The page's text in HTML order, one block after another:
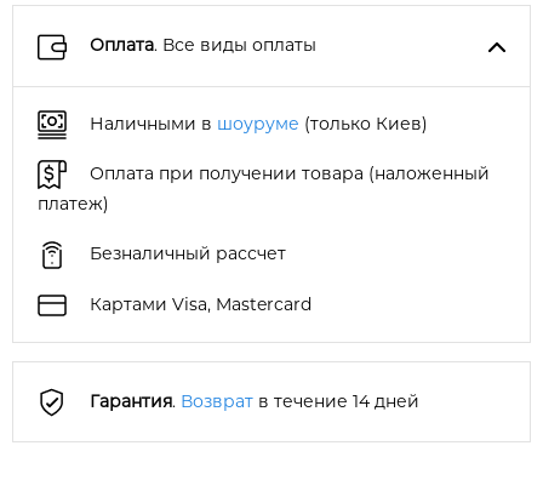
Оплата. Все виды оплаты
Наличными в шоуруме (только Киев)
Оплата при получении товара (наложенный
платеж)
Безналичный рассчет
Картами Visa, Mastercard
Гарантия. Возврат в течение 14 дней